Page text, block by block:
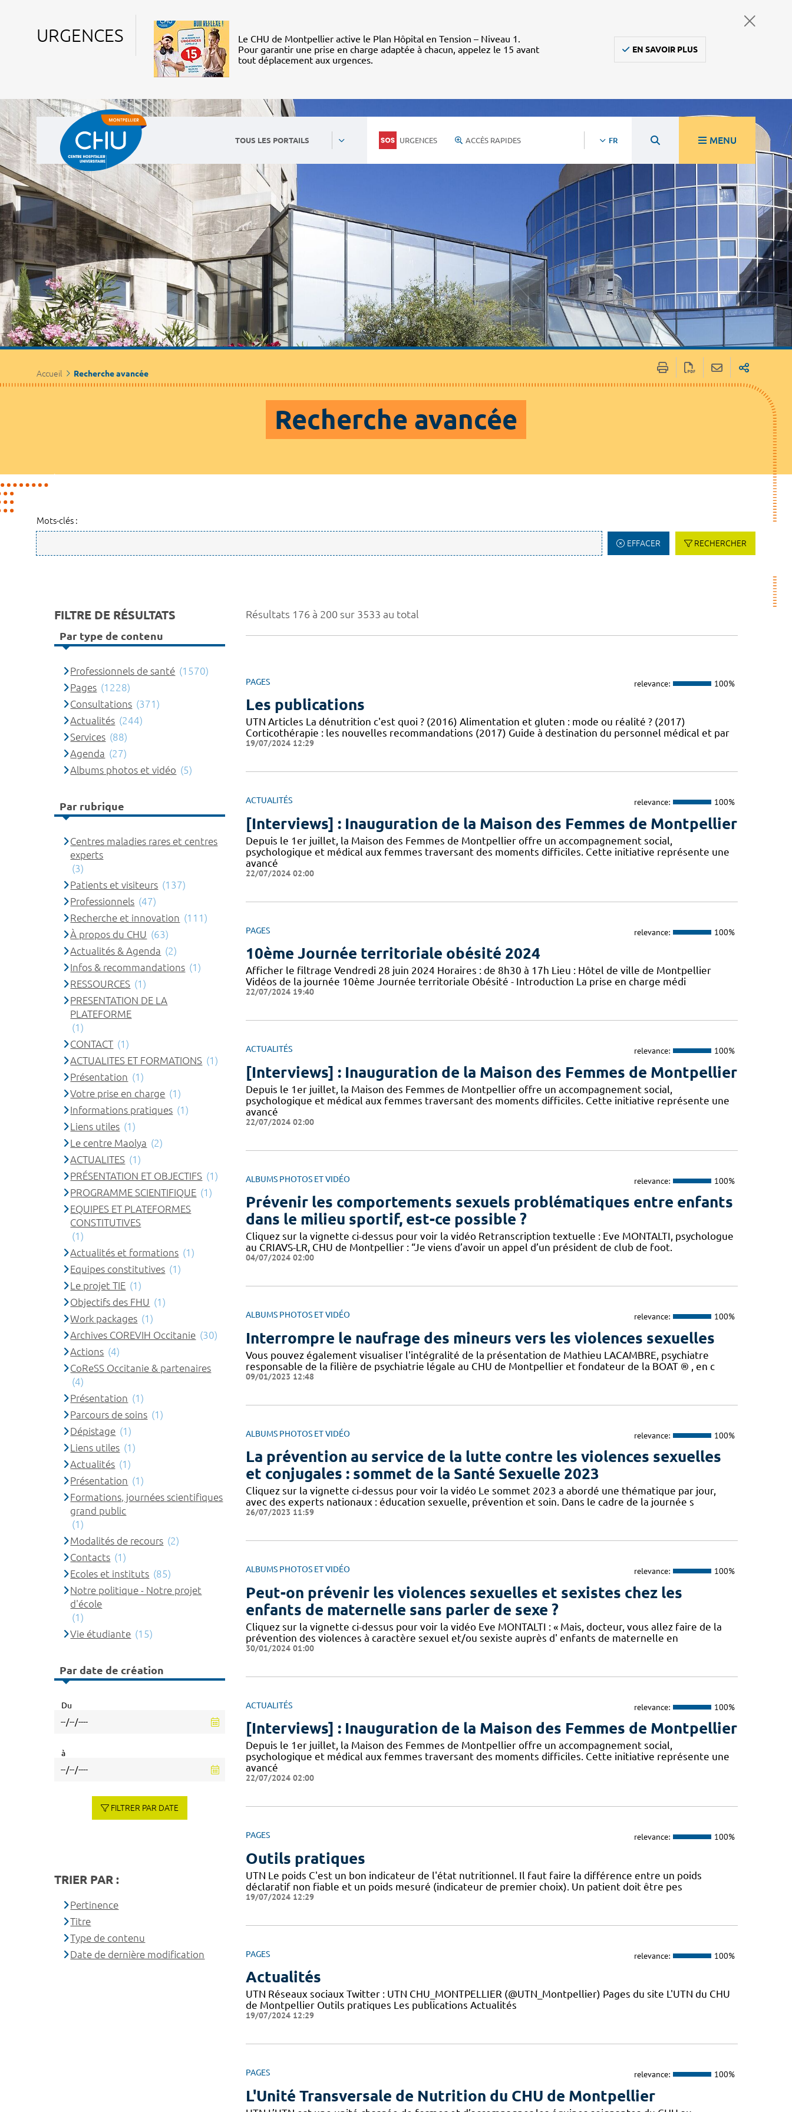
URGENCES
Le CHU de Montpellier active le Plan Hôpital en Tension – Niveau 1.
Pour garantir une prise en charge adaptée à chacun, appelez le 15 avant
tout déplacement aux urgences.
EN SAVOIR PLUS
TOUS LES PORTAILS URGENCES ACCÈS RAPIDES FR MENU
Accueil Recherche avancée
Recherche avancée
Mots-clés :
EFFACER RECHERCHER
Résultats 176 à 200 sur 3533 au total
PAGES relevance: 100%
Les publications
UTN Articles La dénutrition c'est quoi ? (2016) Alimentation et gluten : mode ou réalité ? (2017)
Corticothérapie : les nouvelles recommandations (2017) Guide à destination du personnel médical et par
19/07/2024 12:29
ACTUALITÉS relevance: 100%
[Interviews] : Inauguration de la Maison des Femmes de Montpellier
Depuis le 1er juillet, la Maison des Femmes de Montpellier offre un accompagnement social,
psychologique et médical aux femmes traversant des moments difficiles. Cette initiative représente une
avancé
22/07/2024 02:00
PAGES relevance: 100%
10ème Journée territoriale obésité 2024
Afficher le filtrage Vendredi 28 juin 2024 Horaires : de 8h30 à 17h Lieu : Hôtel de ville de Montpellier
Vidéos de la journée 10ème Journée territoriale Obésité - Introduction La prise en charge médi
22/07/2024 19:40
ACTUALITÉS relevance: 100%
[Interviews] : Inauguration de la Maison des Femmes de Montpellier
Depuis le 1er juillet, la Maison des Femmes de Montpellier offre un accompagnement social,
psychologique et médical aux femmes traversant des moments difficiles. Cette initiative représente une
avancé
22/07/2024 02:00
ALBUMS PHOTOS ET VIDÉO relevance: 100%
Prévenir les comportements sexuels problématiques entre enfants
dans le milieu sportif, est-ce possible ?
Cliquez sur la vignette ci-dessus pour voir la vidéo Retranscription textuelle : Eve MONTALTI, psychologue
au CRIAVS-LR, CHU de Montpellier : “Je viens d’avoir un appel d’un président de club de foot.
04/07/2024 02:00
ALBUMS PHOTOS ET VIDÉO relevance: 100%
Interrompre le naufrage des mineurs vers les violences sexuelles
Vous pouvez également visualiser l'intégralité de la présentation de Mathieu LACAMBRE, psychiatre
responsable de la filière de psychiatrie légale au CHU de Montpellier et fondateur de la BOAT ® , en c
09/01/2023 12:48
ALBUMS PHOTOS ET VIDÉO relevance: 100%
La prévention au service de la lutte contre les violences sexuelles
et conjugales : sommet de la Santé Sexuelle 2023
Cliquez sur la vignette ci-dessus pour voir la vidéo Le sommet 2023 a abordé une thématique par jour,
avec des experts nationaux : éducation sexuelle, prévention et soin. Dans le cadre de la journée s
26/07/2023 11:59
ALBUMS PHOTOS ET VIDÉO relevance: 100%
Peut-on prévenir les violences sexuelles et sexistes chez les
enfants de maternelle sans parler de sexe ?
Cliquez sur la vignette ci-dessus pour voir la vidéo Eve MONTALTI : « Mais, docteur, vous allez faire de la
prévention des violences à caractère sexuel et/ou sexiste auprès d' enfants de maternelle en
30/01/2024 01:00
ACTUALITÉS relevance: 100%
[Interviews] : Inauguration de la Maison des Femmes de Montpellier
Depuis le 1er juillet, la Maison des Femmes de Montpellier offre un accompagnement social,
psychologique et médical aux femmes traversant des moments difficiles. Cette initiative représente une
avancé
22/07/2024 02:00
PAGES relevance: 100%
Outils pratiques
UTN Le poids C'est un bon indicateur de l'état nutritionnel. Il faut faire la différence entre un poids
déclaratif non fiable et un poids mesuré (indicateur de premier choix). Un patient doit être pes
19/07/2024 12:29
PAGES relevance: 100%
Actualités
UTN Réseaux sociaux Twitter : UTN CHU_MONTPELLIER (@UTN_Montpellier) Pages du site L'UTN du CHU
de Montpellier Outils pratiques Les publications Actualités
19/07/2024 12:29
PAGES relevance: 100%
L'Unité Transversale de Nutrition du CHU de Montpellier
FILTRE DE RÉSULTATS
Par type de contenu
Professionnels de santé (1570)
Pages (1228)
Consultations (371)
Actualités (244)
Services (88)
Agenda (27)
Albums photos et vidéo (5)
Par rubrique
Centres maladies rares et centres
experts
(3)
Patients et visiteurs (137)
Professionnels (47)
Recherche et innovation (111)
À propos du CHU (63)
Actualités & Agenda (2)
Infos & recommandations (1)
RESSOURCES (1)
PRESENTATION DE LA
PLATEFORME
(1)
CONTACT (1)
ACTUALITES ET FORMATIONS (1)
Présentation (1)
Votre prise en charge (1)
Informations pratiques (1)
Liens utiles (1)
Le centre Maolya (2)
ACTUALITES (1)
PRÉSENTATION ET OBJECTIFS (1)
PROGRAMME SCIENTIFIQUE (1)
EQUIPES ET PLATEFORMES
CONSTITUTIVES
(1)
Actualités et formations (1)
Equipes constitutives (1)
Le projet TIE (1)
Objectifs des FHU (1)
Work packages (1)
Archives COREVIH Occitanie (30)
Actions (4)
CoReSS Occitanie & partenaires
(4)
Présentation (1)
Parcours de soins (1)
Dépistage (1)
Liens utiles (1)
Actualités (1)
Présentation (1)
Formations, journées scientifiques
grand public
(1)
Modalités de recours (2)
Contacts (1)
Ecoles et instituts (85)
Notre politique - Notre projet
d'école
(1)
Vie étudiante (15)
Par date de création
Du
à
FILTRER PAR DATE
TRIER PAR :
Pertinence
Titre
Type de contenu
Date de dernière modification